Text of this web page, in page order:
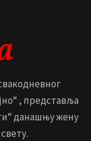
, представља
данашњу жену